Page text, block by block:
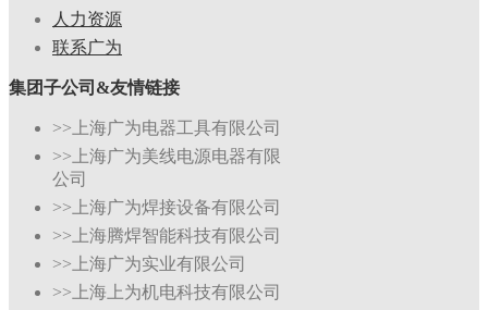
人力资源
联系广为
集团子公司&友情链接
>>上海广为电器工具有限公司
>>上海广为美线电源电器有限
公司
>>上海广为焊接设备有限公司
>>上海腾焊智能科技有限公司
>>上海广为实业有限公司
>>上海上为机电科技有限公司